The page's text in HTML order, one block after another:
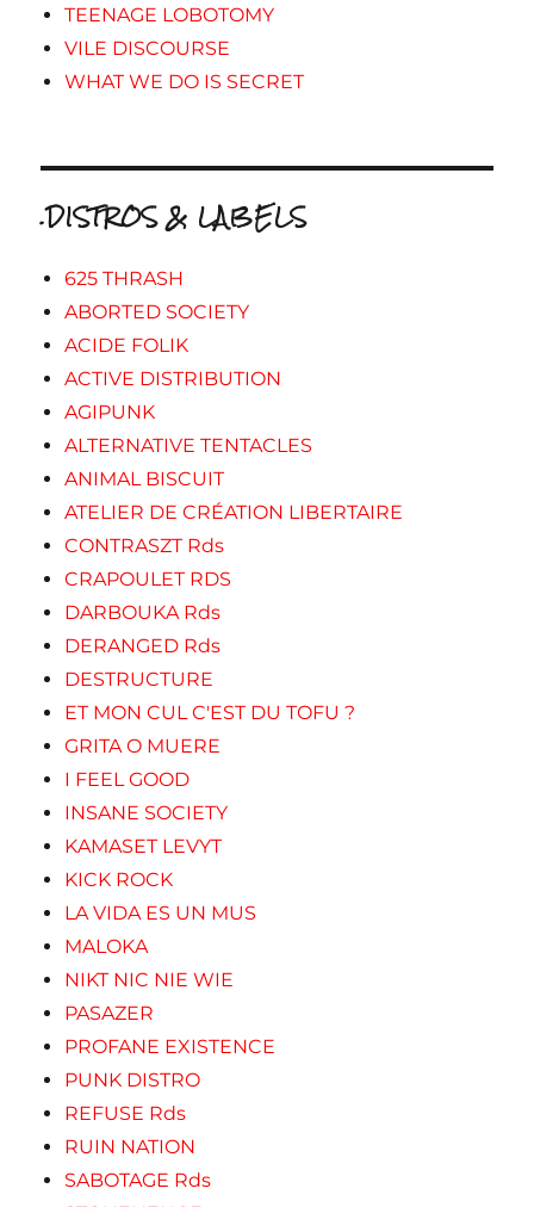
TEENAGE LOBOTOMY
VILE DISCOURSE
WHAT WE DO IS SECRET
.DISTROS & LABELS
625 THRASH
ABORTED SOCIETY
ACIDE FOLIK
ACTIVE DISTRIBUTION
AGIPUNK
ALTERNATIVE TENTACLES
ANIMAL BISCUIT
ATELIER DE CRÉATION LIBERTAIRE
CONTRASZT Rds
CRAPOULET RDS
DARBOUKA Rds
DERANGED Rds
DESTRUCTURE
ET MON CUL C'EST DU TOFU ?
GRITA O MUERE
I FEEL GOOD
INSANE SOCIETY
KAMASET LEVYT
KICK ROCK
LA VIDA ES UN MUS
MALOKA
NIKT NIC NIE WIE
PASAZER
PROFANE EXISTENCE
PUNK DISTRO
REFUSE Rds
RUIN NATION
SABOTAGE Rds